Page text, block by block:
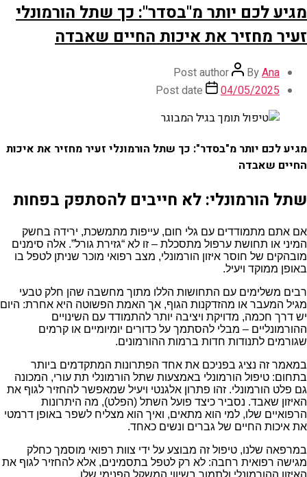
מגיע לכם יותר מ"בסדר": כך שתל הורמונלי
זעיר מחזיר את איכות החיים שאבדה
Post author ByAna
Post date
04/05/2025
מגיע לכם יותר מ"בסדר": כך שתל הורמונלי זעיר מחזיר את איכות
החיים שאבדה
שתל הורמונלי: לא חייבים להסתפק בפחות
אם אתם מתמודדים עם גלי חום, עייפות מתמשכת, ירידה בחשק
המיני או תחושת ערפול מתסכלת – זו לא “גזירת גורל”. אלה סימנים
מובהקים של חוסר איזון הורמונלי, מצב רפואי מוכר שניתן לטפל בו
באופן ממוקד ויעיל.
רבים משלימים עם התחושות הללו מתוך מחשבה שהן חלק טבעי
מגיל המעבר או מהזדקנות הגוף, אך האמת הפשוטה היא אחרת: היום
יש דרך חכמה, מדויקת ויציבה יותר להתמודד עם השינויים
ההורמונליים – מבלי להסתמך על כדורים יומיומיים או קרמים
שגורמים לתנודות חדות ברמות ההורמונים.
במאמר זה נציג בפניכם את אחד הפתרונות המתקדמים ביותר
בתחום: טיפול הורמונלי באמצעות שתל הורמונלי תת עורי, המכונה
גם פלט הורמונלי. זהו פתרון אלגנטי ויעיל שמאפשר להחזיר לגוף את
האיזון שאבד. נסביר כיצד פועל השתל (הפלט), מה היתרונות
הרפואיים שלו, למי הוא מתאים, ואיך הוא מצליח לשפר באופן דרמטי
את איכות החיים של גברים ונשים כאחד.
במרפאה שלנו, טיפול זה מבוצע על ידי צוות רפואי מוסמך כחלק
מגישה רפואית רחבה: לא רק לטפל בתסמינים, אלא להחזיר לגוף את